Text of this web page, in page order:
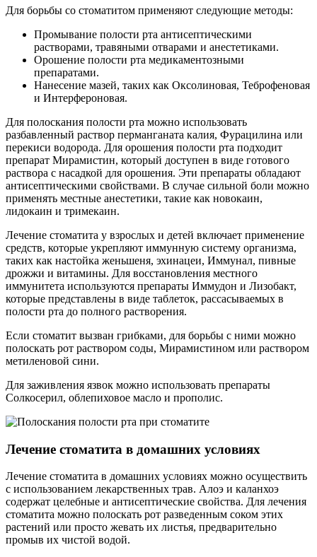
Для борьбы со стоматитом применяют следующие методы:
Промывание полости рта антисептическими
растворами, травяными отварами и анестетиками.
Орошение полости рта медикаментозными
препаратами.
Нанесение мазей, таких как Оксолиновая, Теброфеновая
и Интерфероновая.
Для полоскания полости рта можно использовать
разбавленный раствор перманганата калия, Фурацилина или
перекиси водорода. Для орошения полости рта подходит
препарат Мирамистин, который доступен в виде готового
раствора с насадкой для орошения. Эти препараты обладают
антисептическими свойствами. В случае сильной боли можно
применять местные анестетики, такие как новокаин,
лидокаин и тримекаин.
Лечение стоматита у взрослых и детей включает применение
средств, которые укрепляют иммунную систему организма,
таких как настойка женьшеня, эхинацеи, Иммунал, пивные
дрожжи и витамины. Для восстановления местного
иммунитета используются препараты Иммудон и Лизобакт,
которые представлены в виде таблеток, рассасываемых в
полости рта до полного растворения.
Если стоматит вызван грибками, для борьбы с ними можно
полоскать рот раствором соды, Мирамистином или раствором
метиленовой сини.
Для заживления язвок можно использовать препараты
Солкосерил, облепиховое масло и прополис.
Лечение стоматита в домашних условиях
Лечение стоматита в домашних условиях можно осуществить
с использованием лекарственных трав. Алоэ и каланхоэ
содержат целебные и антисептические свойства. Для лечения
стоматита можно полоскать рот разведенным соком этих
растений или просто жевать их листья, предварительно
промыв их чистой водой.